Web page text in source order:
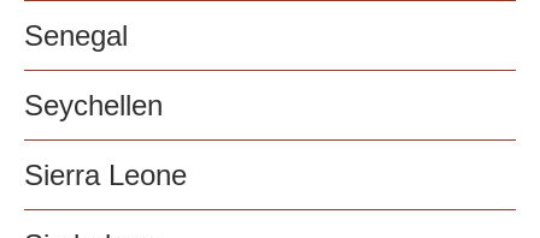
Senegal
Seychellen
Sierra Leone